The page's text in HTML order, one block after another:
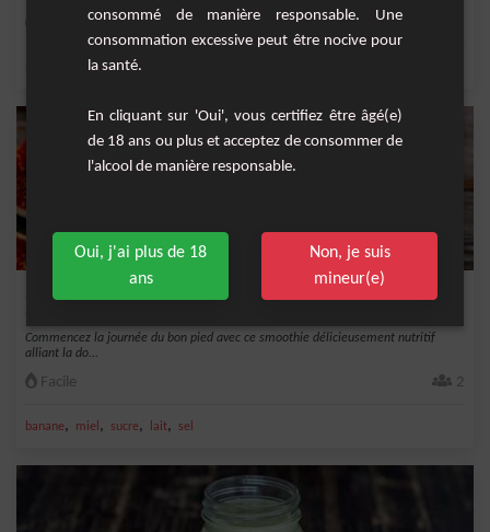
, lait,eau
Smoothie matinal aux figues et au miel
Commencez la journée du bon pied avec ce smoothie délicieusement nutritif
alliant la do...
Facile 2
banane, miel , sucre, lait, sel
consommé de manière responsable. Une
consommation excessive peut être nocive pour
la santé.
En cliquant sur 'Oui', vous certifiez être âgé(e)
de 18 ans ou plus et acceptez de consommer de
l'alcool de manière responsable.
Oui, j'ai plus de 18
ans
Non, je suis
mineur(e)